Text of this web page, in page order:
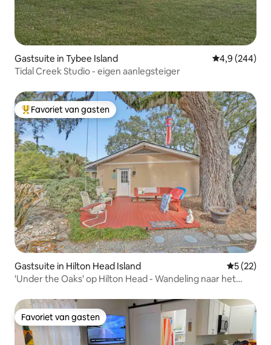
Gastsuite in Tybee Island Gemiddelde
4,9 (244)
Tidal Creek Studio - eigen aanlegsteiger
Topfavoriet van gasten
Favoriet van gasten
Gastsuite in Hilton Head Island
5 (22)
'Under the Oaks' op Hilton Head - Wandeling naar het
Favoriet van gasten
Favoriet van gasten